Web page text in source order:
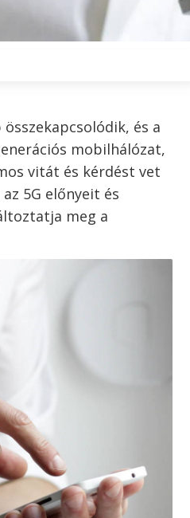
és a
mobilhálózat,
vitát és kérdést vet
5G előnyeit és
meg a